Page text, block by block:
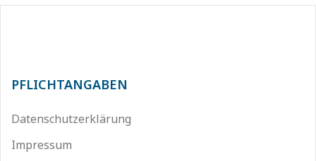
PFLICHTANGABEN
Datenschutzerklärung
Impressum